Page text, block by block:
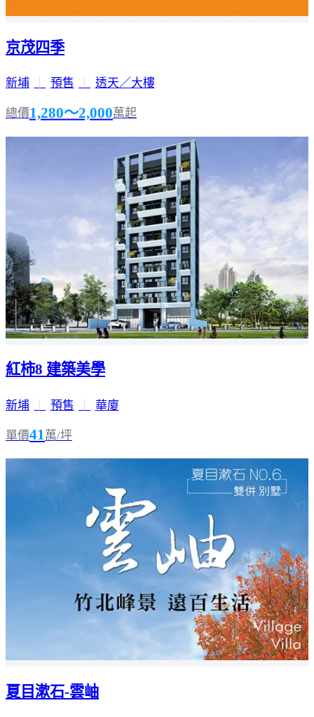
京茂四季
新埔 預售 透天／大樓
總價1,280～2,000萬起
紅柿8 建築美學
新埔 預售 華廈
單價41萬/坪
夏目漱石-雲岫